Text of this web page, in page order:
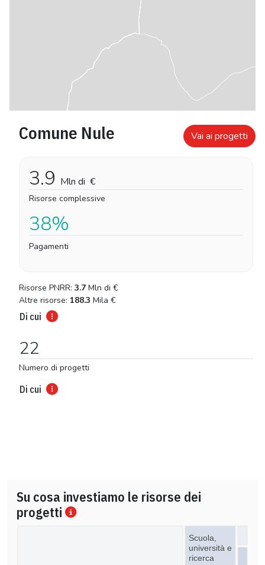
Comune Nule Vai ai progetti
3.9 Mln di €
Risorse complessive
38%
Pagamenti
Risorse PNRR: 3.7 Mln di €
Altre risorse: 188.3 Mila €
Di cui
22
Numero di progetti
Di cui
Su cosa investiamo le risorse dei
progetti
Scuola,
università e
ricerca